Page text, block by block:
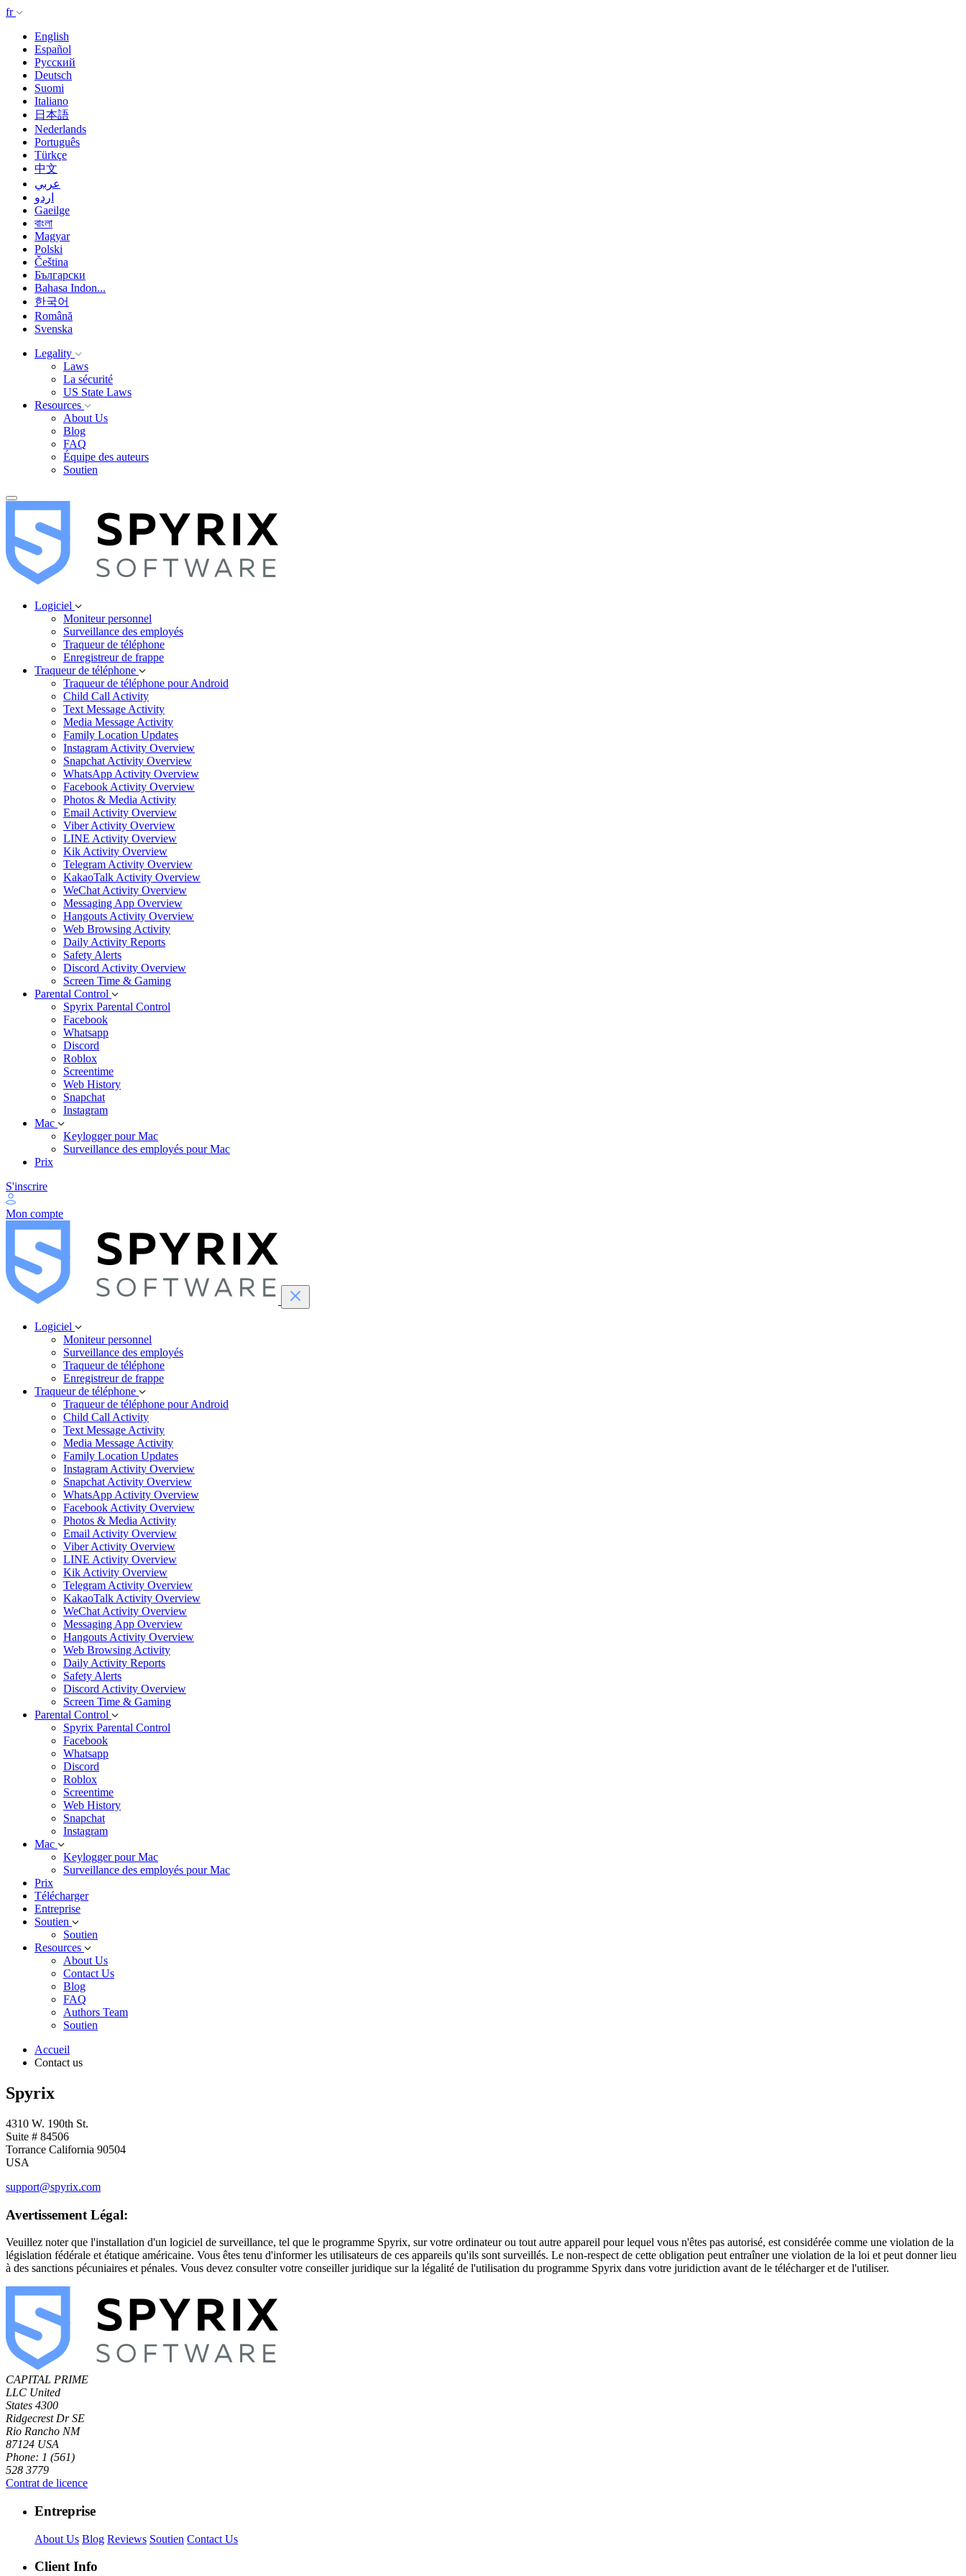
fr
English
Español
Русский
Deutsch
Suomi
Italiano
日本語
Nederlands
Português
Türkçe
中文
عربي
اردو
Gaeilge
বাংলা
Magyar
Polski
Čeština
Български
Bahasa Indon...
한국어
Română
Svenska
Legality
Laws
La sécurité
US State Laws
Resources
About Us
Blog
FAQ
Équipe des auteurs
Soutien
Logiciel
Moniteur personnel
Surveillance des employés
Traqueur de téléphone
Enregistreur de frappe
Traqueur de téléphone
Traqueur de téléphone pour Android
Child Call Activity
Text Message Activity
Media Message Activity
Family Location Updates
Instagram Activity Overview
Snapchat Activity Overview
WhatsApp Activity Overview
Facebook Activity Overview
Photos & Media Activity
Email Activity Overview
Viber Activity Overview
LINE Activity Overview
Kik Activity Overview
Telegram Activity Overview
KakaoTalk Activity Overview
WeChat Activity Overview
Messaging App Overview
Hangouts Activity Overview
Web Browsing Activity
Daily Activity Reports
Safety Alerts
Discord Activity Overview
Screen Time & Gaming
Parental Control
Spyrix Parental Control
Facebook
Whatsapp
Discord
Roblox
Screentime
Web History
Snapchat
Instagram
Mac
Keylogger pour Mac
Surveillance des employés pour Mac
Prix
S'inscrire
Mon compte
Logiciel
Moniteur personnel
Surveillance des employés
Traqueur de téléphone
Enregistreur de frappe
Traqueur de téléphone
Traqueur de téléphone pour Android
Child Call Activity
Text Message Activity
Media Message Activity
Family Location Updates
Instagram Activity Overview
Snapchat Activity Overview
WhatsApp Activity Overview
Facebook Activity Overview
Photos & Media Activity
Email Activity Overview
Viber Activity Overview
LINE Activity Overview
Kik Activity Overview
Telegram Activity Overview
KakaoTalk Activity Overview
WeChat Activity Overview
Messaging App Overview
Hangouts Activity Overview
Web Browsing Activity
Daily Activity Reports
Safety Alerts
Discord Activity Overview
Screen Time & Gaming
Parental Control
Spyrix Parental Control
Facebook
Whatsapp
Discord
Roblox
Screentime
Web History
Snapchat
Instagram
Mac
Keylogger pour Mac
Surveillance des employés pour Mac
Prix
Télécharger
Entreprise
Soutien
Soutien
Resources
About Us
Contact Us
Blog
FAQ
Authors Team
Soutien
Accueil
Contact us
Spyrix
4310 W. 190th St.
Suite # 84506
Torrance California 90504
USA
support@spyrix.com
Avertissement Légal:
Veuillez noter que l'installation d'un logiciel de surveillance, tel que le programme Spyrix, sur votre ordinateur ou tout autre appareil pour lequel vous n'êtes pas autorisé, est considérée comme une violation de la
législation fédérale et étatique américaine. Vous êtes tenu d'informer les utilisateurs de ces appareils qu'ils sont surveillés. Le non-respect de cette obligation peut entraîner une violation de la loi et peut donner lieu
à des sanctions pécuniaires et pénales. Vous devez consulter votre conseiller juridique sur la légalité de l'utilisation du programme Spyrix dans votre juridiction avant de le télécharger et de l'utiliser.
CAPITAL PRIME
LLC United
States 4300
Ridgecrest Dr SE
Rio Rancho NM
87124 USA
Phone: 1 (561)
528 3779
Contrat de licence
Entreprise
About Us Blog Reviews Soutien Contact Us
Client Info